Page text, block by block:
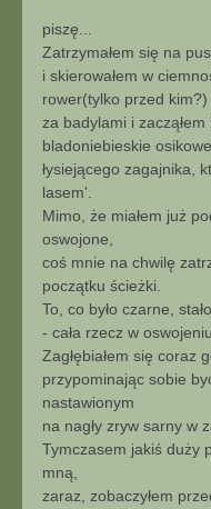
piszę...
Zatrzymałem się na
i skierowałem w
rower(tylko przed kim?)
za badylami i
bladoniebieskie
łysiejącego zagajnika,
lasem'.
Mimo, że miałem już
oswojone,
coś mnie na chwilę
początku ścieżki.
To, co było czarne,
- cała rzecz w
Zagłębiałem się coraz
przypominając sobie
nastawionym
na nagły zryw sarny w
Tymczasem jakiś duży
mną,
zaraz, zobaczyłem